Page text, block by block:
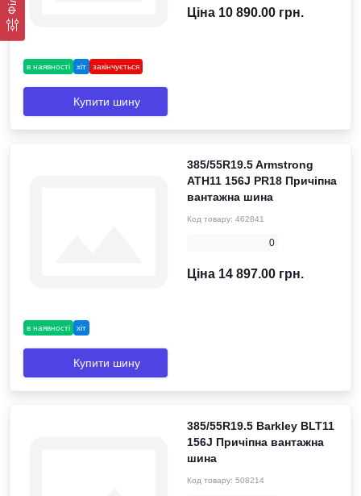
в наявності хіт закінчується
Ціна 10 890.00 грн.
Купити шину
в наявності хіт
385/55R19.5 Armstrong
ATH11 156J PR18 Причіпна
вантажна шина
Код товару: 462841
0
Ціна 14 897.00 грн.
Купити шину
385/55R19.5 Barkley BLT11
156J Причіпна вантажна
шина
Код товару: 508214